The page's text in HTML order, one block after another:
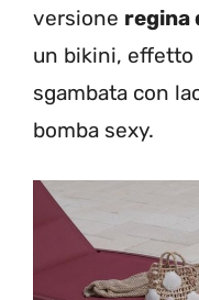
versione regina
un bikini, effetto
sgambata con
bomba sexy.